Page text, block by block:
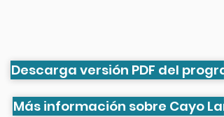
Descarga versión PDF del
Más información sobre Cayo